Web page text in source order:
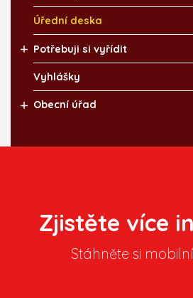
Úřední deska
Potřebuji si vyřídit
Vyhlášky
Obecní úřad
Zjistěte více
Stáhněte si